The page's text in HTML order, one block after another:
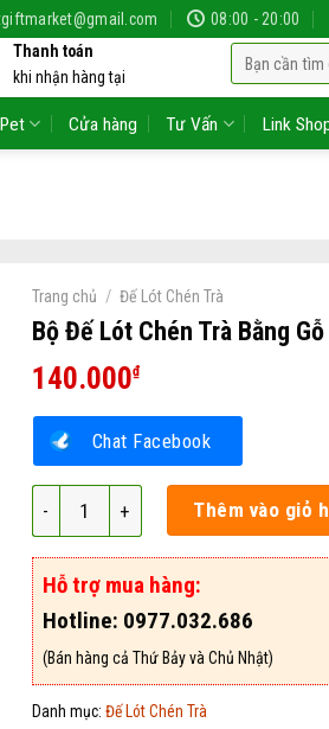
08:00 - 20:00
Thanh toán
khi nhận hàng tại
Tìm
kiếm:
Cửa hàng Tư Vấn Link
Trang chủ / Đế Lót Chén Trà
Bộ Đế Lót Chén Trà Bằng
140.000₫
Chat Facebook
Bộ Đế Lót Chén Trà Bằng Gỗ – Mã
Thêm vào giỏ
Hỗ trợ mua hàng:
Hotline: 0977.032.686
(Bán hàng cả Thứ Bảy và Chủ Nhật)
Danh mục: Đế Lót Chén Trà